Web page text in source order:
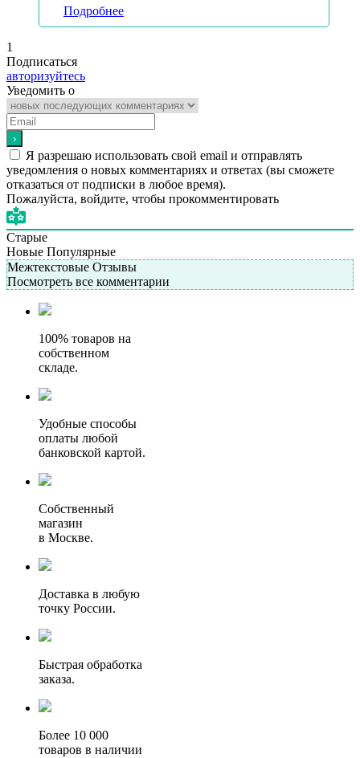
Подробнее
1
Подписаться
авторизуйтесь
Уведомить о
Я разрешаю использовать свой email и отправлять
уведомления о новых комментариях и ответах (вы cможете
отказаться от подписки в любое время).
Пожалуйста, войдите, чтобы прокомментировать
Старые
Новые Популярные
Межтекстовые Отзывы
Посмотреть все комментарии
100% товаров на
собственном
складе.
Удобные способы
оплаты любой
банковской картой.
Собственный
магазин
в Москве.
Доставка в любую
точку России.
Быстрая обработка
заказа.
Более 10 000
товаров в наличии